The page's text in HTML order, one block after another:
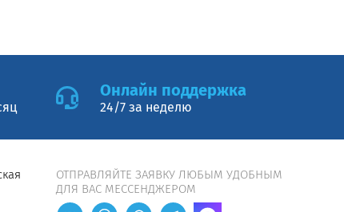
Онлайн поддержка
24/7 за неделю
ОТПРАВЛЯЙТЕ ЗАЯВКУ ЛЮБЫМ УДОБНЫМ
ДЛЯ ВАС МЕССЕНДЖЕРОМ